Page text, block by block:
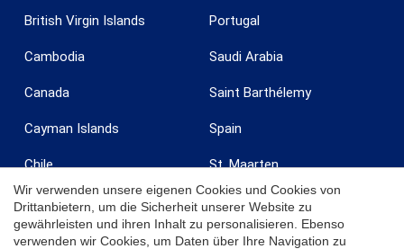
British Virgin Islands
Cambodia
Canada
Cayman Islands
Chile
Costa Rica
Curaçao
Portugal
Saudi Arabia
Saint Barthélemy
Spain
St. Maarten
Tanzania
Turkey
Wir verwenden unsere eigenen Cookies und Cookies von
Drittanbietern, um die Sicherheit unserer Website zu
gewährleisten und ihren Inhalt zu personalisieren. Ebenso
verwenden wir Cookies, um Daten über Ihre Navigation zu